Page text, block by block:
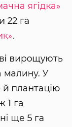
ягідка»
22 га
.
вирощують
малину. У
плантацію
1 га
ще 5 га